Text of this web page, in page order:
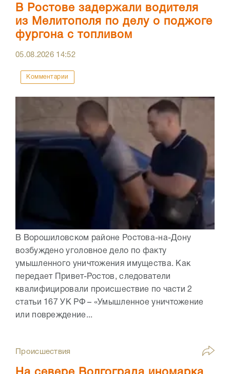
В Ростове задержали водителя
из Мелитополя по делу о поджоге
фургона с топливом
05.08.2026 14:52
Комментарии
В Ворошиловском районе Ростова-на-Дону
возбуждено уголовное дело по факту
умышленного уничтожения имущества. Как
передает Привет-Ростов, следователи
квалифицировали происшествие по части 2
статьи 167 УК РФ – «Умышленное уничтожение
или повреждение...
Происшествия